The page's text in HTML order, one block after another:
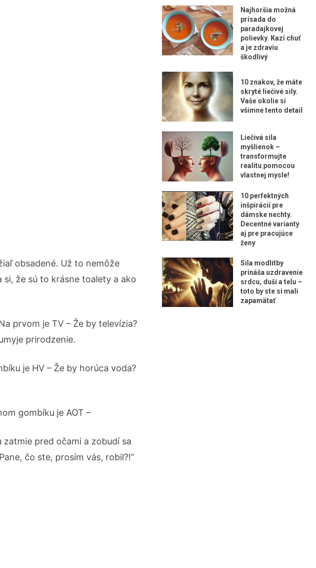
obsadené. Už to nemôže
že sú to krásne toalety a ako
prvom je TV – Že by televízia?
prirodzenie.
je HV – Že by horúca voda?
gombíku je AOT –
pred očami a zobudí sa
čo ste, prosím vás, robil?!”
Najhoršia možná
prísada do
paradajkovej
polievky. Kazí chuť
a je zdraviu
škodlivý
10 znakov, že máte
skryté liečivé sily.
Vaše okolie si
všimne tento detail
Liečivá sila
myšlienok –
transformujte
realitu pomocou
vlastnej mysle!
10 perfektných
inšpirácií pre
dámske nechty.
Decentné varianty
aj pre pracujúce
ženy
Sila modlitby
prináša uzdravenie
srdcu, duši a telu –
toto by ste si mali
zapamätať